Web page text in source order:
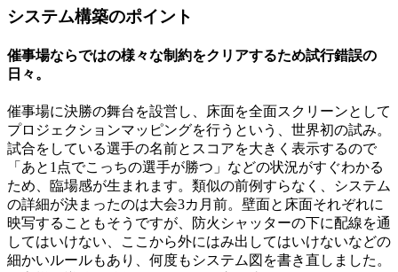
システム構築のポイント
催事場ならではの様々な制約をクリアするため試行錯誤の
日々。
催事場に決勝の舞台を設営し、床面を全面スクリーンとして
プロジェクションマッピングを行うという、世界初の試み。
試合をしている選手の名前とスコアを大きく表示するので
「あと1点でこっちの選手が勝つ」などの状況がすぐわかる
ため、臨場感が生まれます。類似の前例すらなく、システム
の詳細が決まったのは大会3カ月前。壁面と床面それぞれに
映写することもそうですが、防火シャッターの下に配線を通
してはいけない、ここから外にはみ出してはいけないなどの
細かいルールもあり、何度もシステム図を書き直しました。